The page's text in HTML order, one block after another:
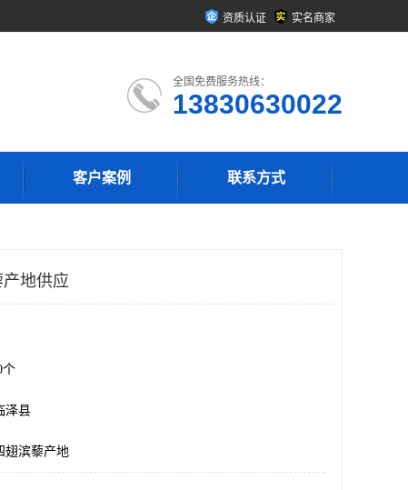
资质认证 实名商家
全国免费服务热线：
13830630022
客户案例 联系方式
地供应
个
泽县
翅滨藜产地